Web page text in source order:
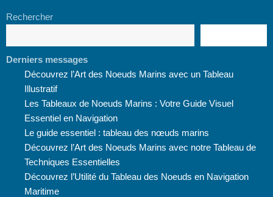
Rechercher
Derniers messages
Découvrez l’Art des Noeuds Marins avec un Tableau
Illustratif
Les Tableaux de Noeuds Marins : Votre Guide Visuel
Essentiel en Navigation
Le guide essentiel : tableau des nœuds marins
Découvrez l’Art des Noeuds Marins avec notre Tableau de
Techniques Essentielles
Découvrez l’Utilité du Tableau des Noeuds en Navigation
Maritime